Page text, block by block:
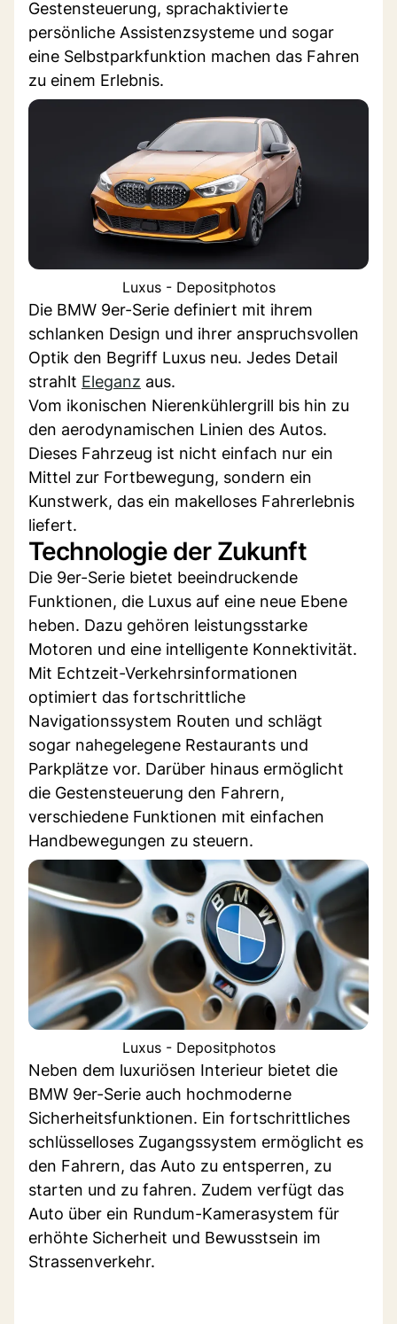
Gestensteuerung, sprachaktivierte
persönliche Assistenzsysteme und sogar
eine Selbstparkfunktion machen das Fahren
zu einem Erlebnis.
Luxus - Depositphotos
Die BMW 9er-Serie definiert mit ihrem
schlanken Design und ihrer anspruchsvollen
Optik den Begriff Luxus neu. Jedes Detail
strahlt Eleganz aus.
Vom ikonischen Nierenkühlergrill bis hin zu
den aerodynamischen Linien des Autos.
Dieses Fahrzeug ist nicht einfach nur ein
Mittel zur Fortbewegung, sondern ein
Kunstwerk, das ein makelloses Fahrerlebnis
liefert.
Technologie der Zukunft
Die 9er-Serie bietet beeindruckende
Funktionen, die Luxus auf eine neue Ebene
heben. Dazu gehören leistungsstarke
Motoren und eine intelligente Konnektivität.
Mit Echtzeit-Verkehrsinformationen
optimiert das fortschrittliche
Navigationssystem Routen und schlägt
sogar nahegelegene Restaurants und
Parkplätze vor. Darüber hinaus ermöglicht
die Gestensteuerung den Fahrern,
verschiedene Funktionen mit einfachen
Handbewegungen zu steuern.
Luxus - Depositphotos
Neben dem luxuriösen Interieur bietet die
BMW 9er-Serie auch hochmoderne
Sicherheitsfunktionen. Ein fortschrittliches
schlüsselloses Zugangssystem ermöglicht es
den Fahrern, das Auto zu entsperren, zu
starten und zu fahren. Zudem verfügt das
Auto über ein Rundum-Kamerasystem für
erhöhte Sicherheit und Bewusstsein im
Strassenverkehr.